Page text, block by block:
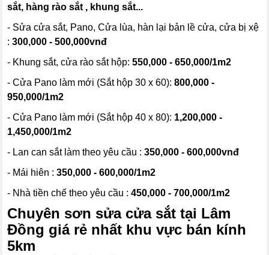
sắt, hàng rào sắt , khung sắt...
- Sửa cửa sắt, Pano, Cửa lùa, hàn lại bản lề cửa, cửa bị xệ
:300,000 - 500,000vnđ
- Khung sắt, cửa rào sắt hộp:550,000 - 650,000/1m2
- Cửa Pano làm mới (Sắt hộp 30 x 60): 800,000 -
950,000/1m2
- Cửa Pano làm mới (Sắt hộp 40 x 80): 1,200,000 -
1,450,000/1m2
- Lan can sắt làm theo yêu cầu :350,000 - 600,000vnđ
- Mái hiên :350,000 - 600,000/1m2
- Nhà tiền chế theo yêu cầu :450,000 - 700,000/1m2
Chuyên sơn sửa cửa sắt tại Lâm
Đồng giá rẻ nhất khu vực bán kính
5km